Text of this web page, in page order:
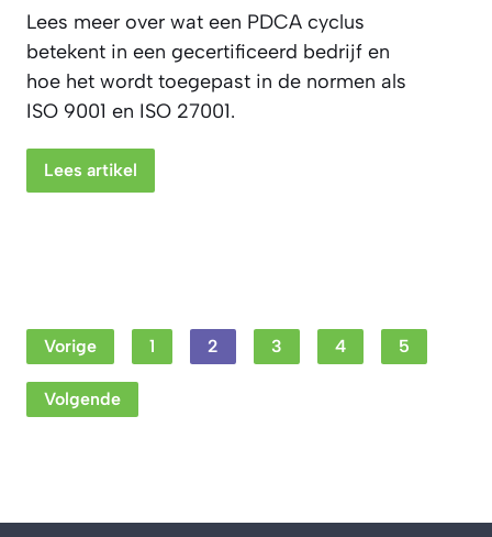
Lees meer over wat een PDCA cyclus
betekent in een gecertificeerd bedrijf en
hoe het wordt toegepast in de normen als
ISO 9001 en ISO 27001.
Lees artikel
Vorige 1 2 3 4 5
Volgende